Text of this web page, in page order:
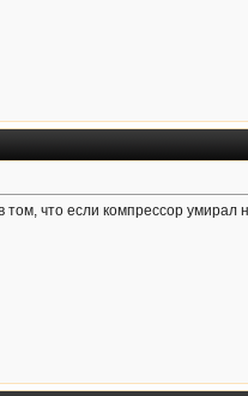
что если компрессор умирал